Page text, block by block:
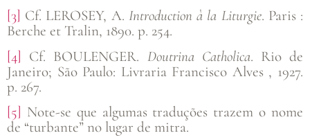
[3] Cf. LEROSEY, A. Introduction à la Liturgie. Paris :
Berche et Tralin, 1890. p. 254.
[4] Cf. BOULENGER. Doutrina Catholica. Rio de
Janeiro; São Paulo: Livraria Francisco Alves , 1927.
p. 267.
[5] Note-se que algumas traduções trazem o nome
de “turbante” no lugar de mitra.